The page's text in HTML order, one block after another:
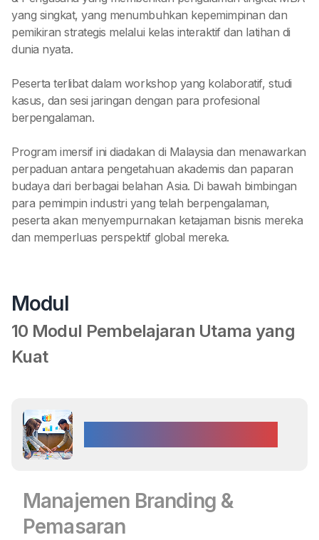
yang singkat, yang menumbuhkan kepemimpinan dan
pemikiran strategis melalui kelas interaktif dan latihan di
dunia nyata.
Peserta terlibat dalam workshop yang kolaboratif, studi
kasus, dan sesi jaringan dengan para profesional
berpengalaman.
Program imersif ini diadakan di Malaysia dan menawarkan
perpaduan antara pengetahuan akademis dan paparan
budaya dari berbagai belahan Asia. Di bawah bimbingan
para pemimpin industri yang telah berpengalaman,
peserta akan menyempurnakan ketajaman bisnis mereka
dan memperluas perspektif global mereka.
Modul
10 Modul Pembelajaran Utama yang
Kuat
Manajemen Branding &
Pemasaran